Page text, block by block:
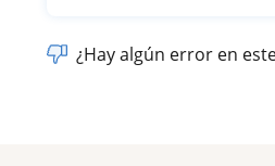
¿Hay algún error en